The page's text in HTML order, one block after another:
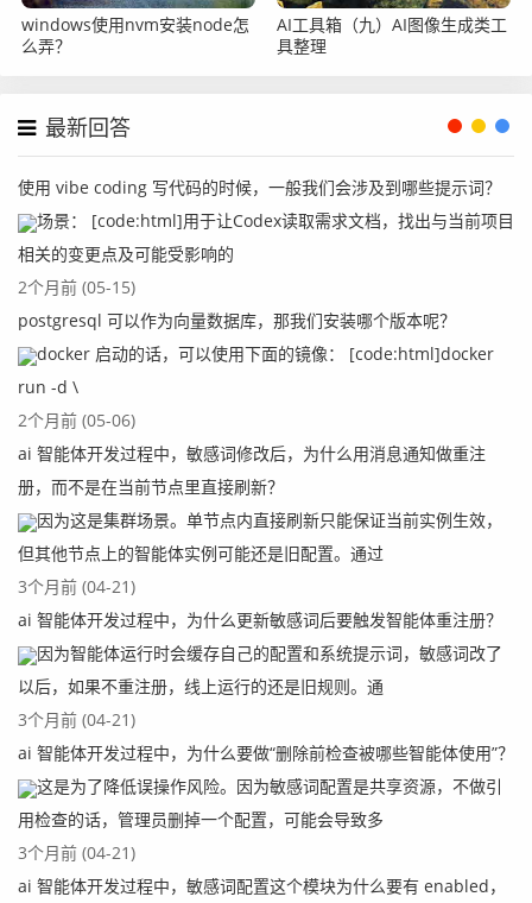
windows使用nvm安装node怎
么弄？
AI工具箱（九）AI图像生成类工
具整理
最新回答
使用 vibe coding 写代码的时候，一般我们会涉及到哪些提示词？
场景： [code:html]用于让Codex读取需求文档，找出与当前项目
相关的变更点及可能受影响的
2个月前 (05-15)
postgresql 可以作为向量数据库，那我们安装哪个版本呢？
docker 启动的话，可以使用下面的镜像： [code:html]docker
run -d \
2个月前 (05-06)
ai 智能体开发过程中，敏感词修改后，为什么用消息通知做重注
册，而不是在当前节点里直接刷新？
因为这是集群场景。单节点内直接刷新只能保证当前实例生效，
但其他节点上的智能体实例可能还是旧配置。通过
3个月前 (04-21)
ai 智能体开发过程中，为什么更新敏感词后要触发智能体重注册？
因为智能体运行时会缓存自己的配置和系统提示词，敏感词改了
以后，如果不重注册，线上运行的还是旧规则。通
3个月前 (04-21)
ai 智能体开发过程中，为什么要做“删除前检查被哪些智能体使用”？
这是为了降低误操作风险。因为敏感词配置是共享资源，不做引
用检查的话，管理员删掉一个配置，可能会导致多
3个月前 (04-21)
ai 智能体开发过程中，敏感词配置这个模块为什么要有 enabled，